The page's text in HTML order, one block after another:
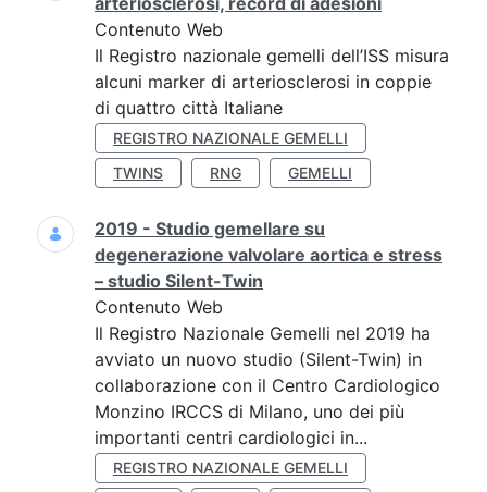
Contenuto Web
Il Registro nazionale gemelli dell’ISS misura
alcuni marker di arteriosclerosi in coppie
di quattro città Italiane
REGISTRO NAZIONALE GEMELLI
TWINS
RNG GEMELLI
2019 - Studio gemellare su
degenerazione valvolare aortica e stress
– studio Silent-Twin
Contenuto Web
Il Registro Nazionale Gemelli nel 2019 ha
avviato un nuovo studio (Silent-Twin) in
collaborazione con il Centro Cardiologico
Monzino IRCCS di Milano, uno dei più
importanti centri cardiologici in...
REGISTRO NAZIONALE GEMELLI